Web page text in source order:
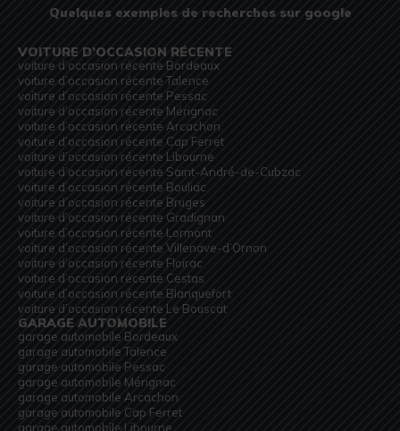
Quelques exemples de recherches sur google
VOITURE D’OCCASION RÉCENTE
voiture d’occasion récente Bordeaux
voiture d’occasion récente Talence
voiture d’occasion récente Pessac
voiture d’occasion récente Mérignac
voiture d’occasion récente Arcachon
voiture d’occasion récente Cap Ferret
voiture d’occasion récente Libourne
voiture d’occasion récente Saint-André-de-Cubzac
voiture d’occasion récente Bouliac
voiture d’occasion récente Bruges
voiture d’occasion récente Gradignan
voiture d’occasion récente Lormont
voiture d’occasion récente Villenave-d’Ornon
voiture d’occasion récente Floirac
voiture d’occasion récente Cestas
voiture d’occasion récente Blanquefort
voiture d’occasion récente Le Bouscat
GARAGE AUTOMOBILE
garage automobile Bordeaux
garage automobile Talence
garage automobile Pessac
garage automobile Mérignac
garage automobile Arcachon
garage automobile Cap Ferret
garage automobile Libourne